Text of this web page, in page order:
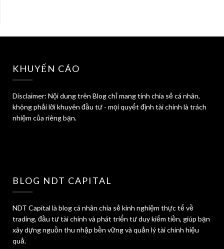
KHUYẾN CÁO
Disclaimer: Nội dung trên Blog chỉ mang tính chia sẻ cá nhân,
không phải lời khuyên đầu tư - mọi quyết định tài chính là trách
nhiệm của riêng bạn.
BLOG NDT CAPITAL
NDT Capital là blog cá nhân chia sẻ kinh nghiệm thực tế về
trading, đầu tư tài chính và phát triển tư duy kiếm tiền, giúp bạn
xây dựng nguồn thu nhập bền vững và quản lý tài chính hiệu
quả.